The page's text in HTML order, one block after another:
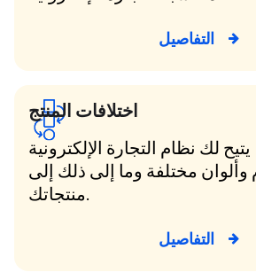
التفاصيل
اختلافات المنتج
يتيح لك نظام التجارة الإلكترونية B2B STORE
وألوان مختلفة وما إلى ذلك إلى
منتجاتك.
التفاصيل